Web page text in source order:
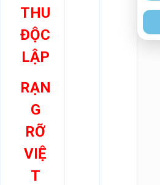
THU
ĐỘC
LẬP
RẠN
G
RỠ
VIỆ
T